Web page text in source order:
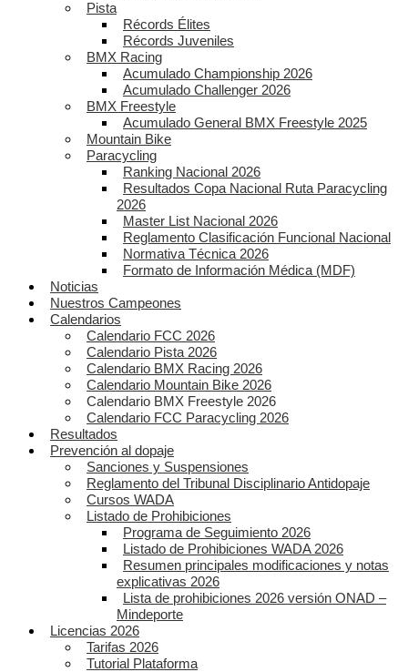
Pista
Récords Élites
Récords Juveniles
BMX Racing
Acumulado Championship 2026
Acumulado Challenger 2026
BMX Freestyle
Acumulado General BMX Freestyle 2025
Mountain Bike
Paracycling
Ranking Nacional 2026
Resultados Copa Nacional Ruta Paracycling
2026
Master List Nacional 2026
Reglamento Clasificación Funcional Nacional
Normativa Técnica 2026
Formato de Información Médica (MDF)
Noticias
Nuestros Campeones
Calendarios
Calendario FCC 2026
Calendario Pista 2026
Calendario BMX Racing 2026
Calendario Mountain Bike 2026
Calendario BMX Freestyle 2026
Calendario FCC Paracycling 2026
Resultados
Prevención al dopaje
Sanciones y Suspensiones
Reglamento del Tribunal Disciplinario Antidopaje
Cursos WADA
Listado de Prohibiciones
Programa de Seguimiento 2026
Listado de Prohibiciones WADA 2026
Resumen principales modificaciones y notas
explicativas 2026
Lista de prohibiciones 2026 versión ONAD –
Mindeporte
Licencias 2026
Tarifas 2026
Tutorial Plataforma